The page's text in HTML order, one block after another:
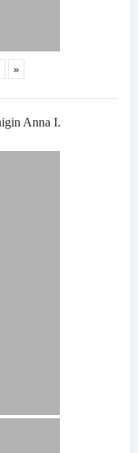
»
Anna I.